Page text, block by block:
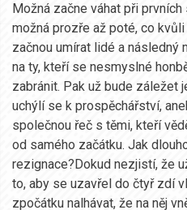
Možná začne váhat při
možná prozře až poté, co
začnou umírat lidé a následný
na ty, kteří se nesmyslné
zabránit. Pak už bude záležet
uchýlí se k prospěchářství,
společnou řeč s těmi, kteří
od samého začátku. Jak
rezignace?Dokud nezjistí, že
to, aby se uzavřel do čtyř zdí
zpočátku nalhávat, že na něj